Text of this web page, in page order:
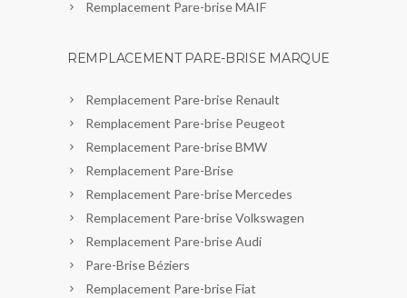
Remplacement Pare-brise MAIF
REMPLACEMENT PARE-BRISE MARQUE
Remplacement Pare-brise Renault
Remplacement Pare-brise Peugeot
Remplacement Pare-brise BMW
Remplacement Pare-Brise
Remplacement Pare-brise Mercedes
Remplacement Pare-brise Volkswagen
Remplacement Pare-brise Audi
Pare-Brise Béziers
Remplacement Pare-brise Fiat